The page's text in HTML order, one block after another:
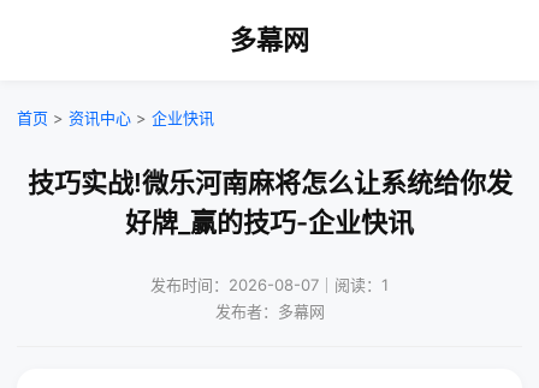
多幕网
首页 > 资讯中心 > 企业快讯
技巧实战!微乐河南麻将怎么让系统给你发
好牌_赢的技巧-企业快讯
发布时间：2026-08-07｜阅读：1
发布者：多幕网